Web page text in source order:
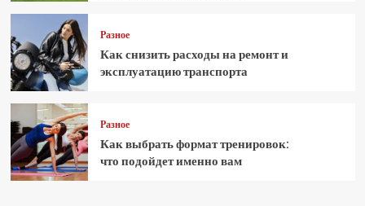
Разное
Как снизить расходы на ремонт и
эксплуатацию транспорта
Разное
Как выбрать формат тренировок:
что подойдет именно вам